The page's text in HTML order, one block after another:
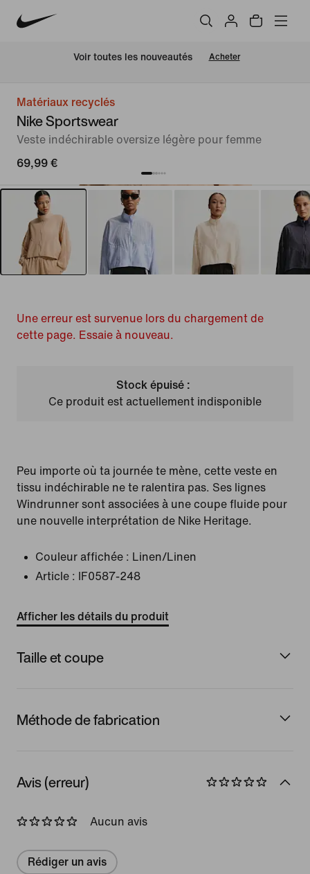
Voir toutes les nouveautés Acheter
Matériaux recyclés
Nike Sportswear
Veste indéchirable oversize légère pour femme
69,99 €
Une erreur est survenue lors du chargement de
cette page. Essaie à nouveau.
Stock épuisé :
Ce produit est actuellement indisponible
Peu importe où ta journée te mène, cette veste en
tissu indéchirable ne te ralentira pas. Ses lignes
Windrunner sont associées à une coupe fluide pour
une nouvelle interprétation de Nike Heritage.
Couleur affichée : Linen/Linen
Article :
IF0587-248
Afficher les détails du produit
Taille et coupe
Méthode de fabrication
Avis (erreur)
Aucun avis
Rédiger un avis